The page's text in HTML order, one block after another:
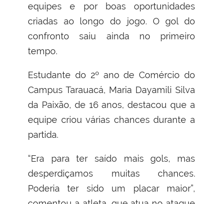
equipes e por boas oportunidades
criadas ao longo do jogo. O gol do
confronto saiu ainda no primeiro
tempo.
Estudante do 2º ano de Comércio do
Campus Tarauacá, Maria Dayamili Silva
da Paixão, de 16 anos, destacou que a
equipe criou várias chances durante a
partida.
“Era para ter saído mais gols, mas
desperdiçamos muitas chances.
Poderia ter sido um placar maior”,